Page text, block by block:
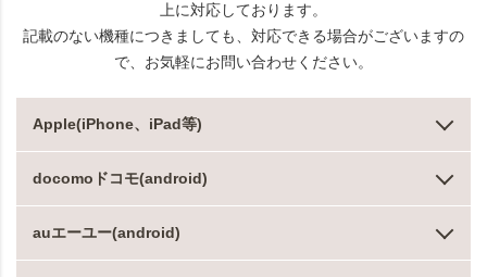
上に対応しております。
記載のない機種につきましても、対応できる場合がございますの
で、お気軽にお問い合わせください。
Apple(iPhone、iPad等)
docomoドコモ(android)
auエーユー(android)